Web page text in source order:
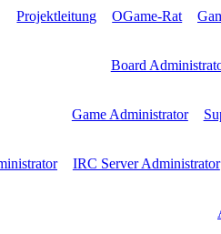
Projektleitung OGame-Rat
Board
Game Administrator
IRC Server Administrator